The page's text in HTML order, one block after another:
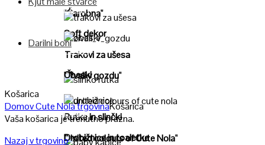
"Čarobna"
Poglej
"Živali v gozdu"
Poglej
"United colours of Cute Nola"
Poglej
Trakovi za ušesa
Poglej
Rutke in slinčki
Poglej
Soft dekor
Poglej
Obeski
Poglej
Drobižnice in toaletke
Darilni boni
Košarica
DomovCute Nola trgovinaKošarica
Vaša košarica je trenutno prazna.
Nazaj v trgovino